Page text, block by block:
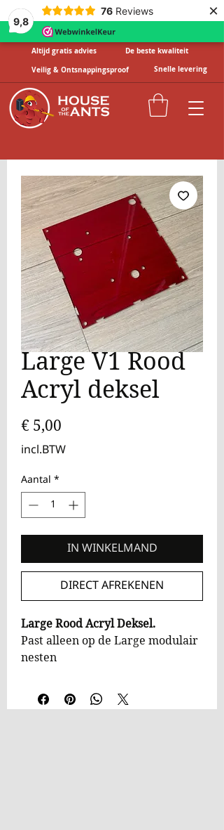
9,8
76 Reviews ×
Altijd gratis advies
De beste kwaliteit
Veilig & Ontsnappingsproof
Snelle levering
Large V1 Rood
Acryl deksel
€ 5,00
incl.BTW
Aantal*
IN WINKELMAND
DIRECT AFREKENEN
LargeRood Acryl Deksel.
Past alleen op de Large modulair
nesten